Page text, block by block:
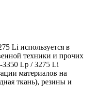
Li используется в
техники и прочих
Lp / 3275 Li
материалов на
ткань), резины и